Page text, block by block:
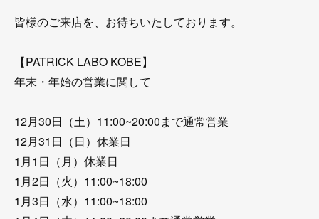
皆様のご来店を、お待ちいたしております。
【PATRICK LABO KOBE】
年末・年始の営業に関して
12月30日（土）11:00~20:00まで通常営業
12月31日（日）休業日
1月1日（月）休業日
1月2日（火）11:00~18:00
1月3日（水）11:00~18:00